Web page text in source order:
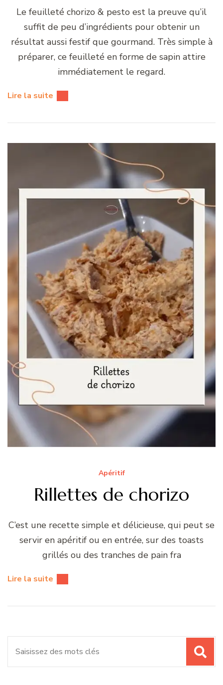
Le feuilleté chorizo & pesto est la preuve qu’il
suffit de peu d’ingrédients pour obtenir un
résultat aussi festif que gourmand. Très simple à
préparer, ce feuilleté en forme de sapin attire
immédiatement le regard.
Lire la suite
Apéritif
Rillettes de chorizo
C’est une recette simple et délicieuse, qui peut se
servir en apéritif ou en entrée, sur des toasts
grillés ou des tranches de pain fra
Lire la suite